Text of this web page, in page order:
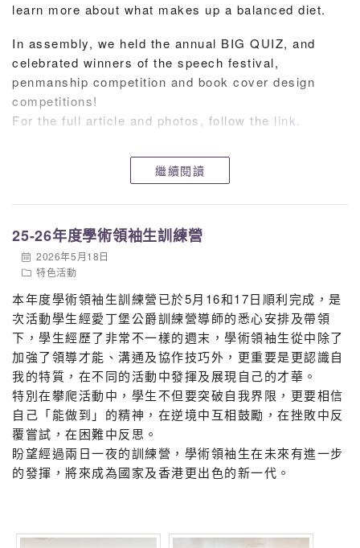
learn more about what makes up a balanced diet.
In assembly, we held the annual BIG QUIZ, and
celebrated winners of the speech festival,
penmanship competition and book cover design
competitions!
For the full article and photos, follow the link.
繼續閱讀
25-26年度學術領袖生訓練營
2026年5月18日
特色活動
本年度學術領袖生訓練營已於5月16和17日順利完成，是
次活動學生經愛丁堡公爵訓練營導師的悉心安排及帶領
下，學生經歷了非常不一樣的週末，學術領袖生從中除了
加強了領導才能、溝通及協作技巧外，更重要是更認識自
我的特質，在不同的活動中發揮及展現自己的才華。
特別在攀爬活動中，學生不但要突破自我界限，更要相信
自己「能做到」的精神，在逆境中互相鼓勵，在挫敗中反
覆嘗試，在困難中反思。
盼望經過兩日一夜的訓練營，學術領袖生在未來有進一步
的發揮，將來成為國家及香港更出色的新一代。